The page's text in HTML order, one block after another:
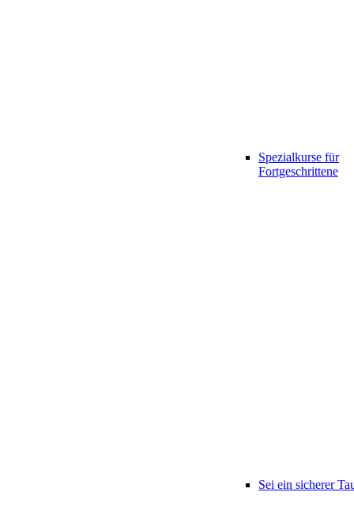
Spezialkurse für
Fortgeschrittene
Sei ein sicherer